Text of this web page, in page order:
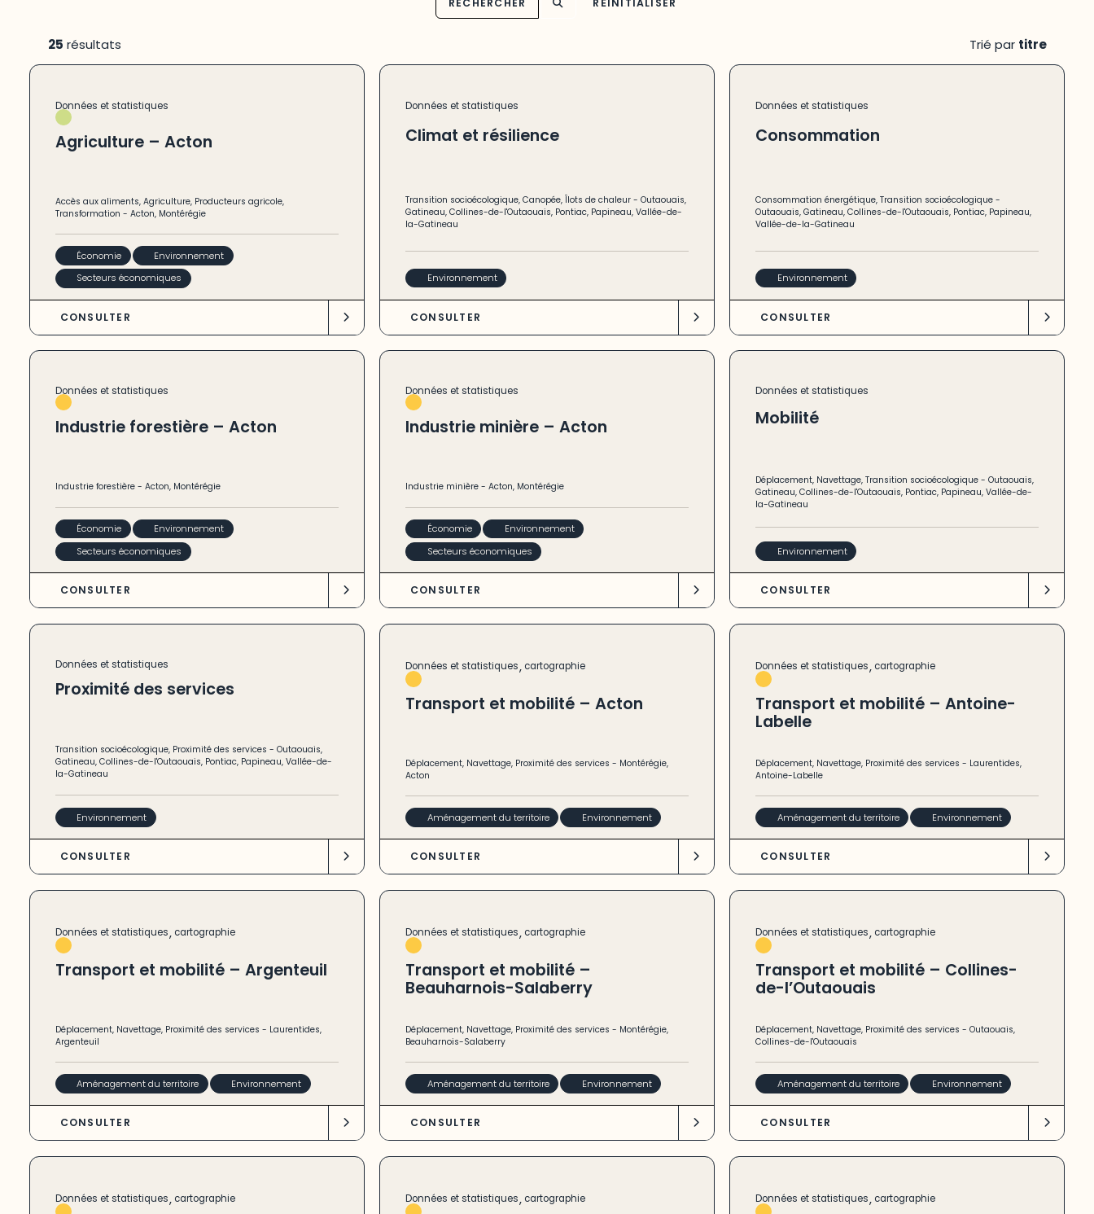
25 résultats Trié par titre
Données et statistiques
Agriculture – Acton
Accès aux aliments, Agriculture, Producteurs agricole,
Transformation - Acton, Montérégie
Économie
Environnement
Secteurs économiques
CONSULTER
Données et statistiques
Climat et résilience
Transition socioécologique,Canopée,Îlots de chaleur -Outaouais,
Gatineau,Collines-de-l'Outaouais, Pontiac, Papineau,Vallée-de-
la-Gatineau
Environnement
CONSULTER
Données et statistiques
Consommation
Consommation énergétique,Transition socioécologique -
Outaouais,Gatineau,Collines-de-l'Outaouais, Pontiac, Papineau,
Vallée-de-la-Gatineau
Environnement
CONSULTER
Données et statistiques
Industrie forestière – Acton
Industrie forestière- Acton, Montérégie
Économie
Environnement
Secteurs économiques
CONSULTER
Données et statistiques
Industrie minière – Acton
Industrie minière -Acton, Montérégie
Économie
Environnement
Secteurs économiques
CONSULTER
Données et statistiques
Mobilité
Déplacement, Navettage,Transition socioécologique -Outaouais,
Gatineau,Collines-de-l'Outaouais, Pontiac, Papineau,Vallée-de-
la-Gatineau
Environnement
CONSULTER
Données et statistiques
Proximité des services
Transition socioécologique, Proximité des services - Outaouais,
Gatineau, Collines-de-l'Outaouais, Pontiac, Papineau, Vallée-de-
la-Gatineau
Environnement
CONSULTER
Données et statistiques, cartographie
Transport et mobilité – Acton
Déplacement, Navettage, Proximité des services - Montérégie,
Acton
Aménagement du territoire Environnement
CONSULTER
Données et statistiques, cartographie
Transport et mobilité – Antoine-
Labelle
Déplacement, Navettage, Proximité des services - Laurentides,
Antoine-Labelle
Aménagement du territoire Environnement
CONSULTER
Données et statistiques, cartographie
Transport et mobilité – Argenteuil
Déplacement, Navettage, Proximité des services - Laurentides,
Argenteuil
Aménagement du territoire Environnement
CONSULTER
Données et statistiques, cartographie
Transport et mobilité –
Beauharnois-Salaberry
Déplacement, Navettage, Proximité des services - Montérégie,
Beauharnois-Salaberry
Aménagement du territoire Environnement
CONSULTER
Données et statistiques, cartographie
Transport et mobilité – Collines-
de-l’Outaouais
Déplacement, Navettage, Proximité des services -Outaouais,
Collines-de-l'Outaouais
Aménagement du territoire Environnement
CONSULTER
Données et statistiques, cartographie Données et statistiques, cartographie Données et statistiques, cartographie